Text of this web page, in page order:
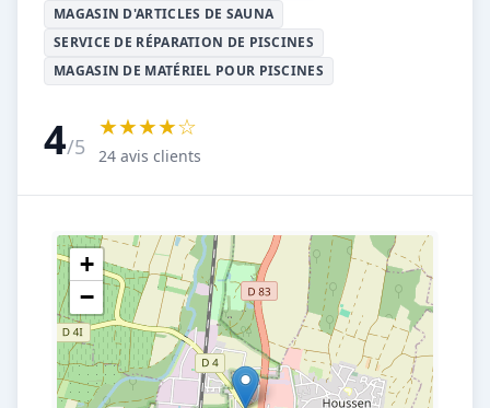
MAGASIN D'ARTICLES DE SAUNA
SERVICE DE RÉPARATION DE PISCINES
MAGASIN DE MATÉRIEL POUR PISCINES
4/5
★★★★☆
24 avis clients
+
−